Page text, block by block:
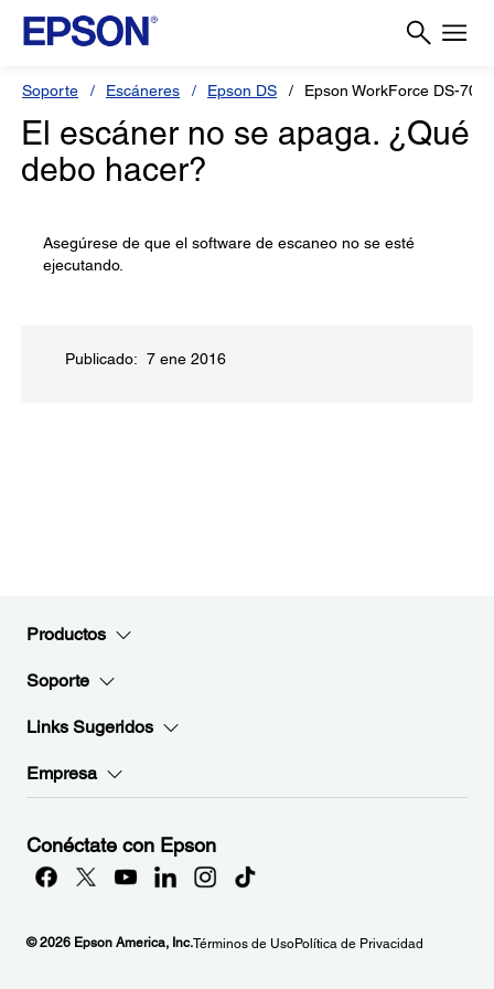
Soporte Escáneres Epson DS Epson WorkForce DS-
El escáner no se apaga. ¿Qué
debo hacer?
Asegúrese de que el software de escaneo no se esté
ejecutando.
Publicado: 7 ene 2016
Productos
Soporte
Links Sugeridos
Empresa
Conéctate con Epson
© 2026 Epson America, Inc.Términos de UsoPolítica de Privacidad